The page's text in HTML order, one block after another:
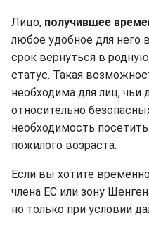
Лицо, получившее
любое удобное для него
срок вернуться в
статус. Такая
необходима для лиц,
относительно
необходимость
пожилого возраста.
Если вы хотите
члена ЕС или зону
но только при условии